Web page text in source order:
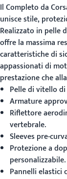
IlCompleto da
unisce stile,
Realizzato in pelle
offre la massima
caratteristiche di
appassionati di
prestazione che
Pelle di vitello
Armature
Riflettore
vertebrale.
Sleeves pre-
Protezione a
personalizzabile.
Pannelli elastici